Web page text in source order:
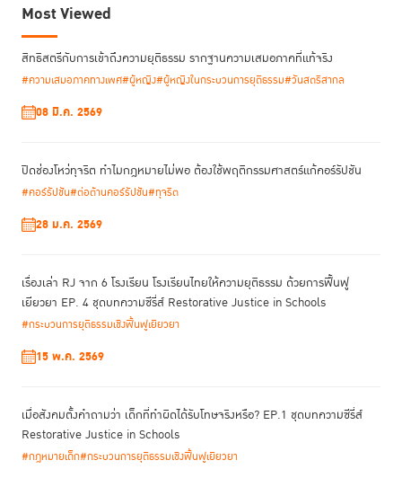
ตอนนี้มีทางเลือกใหม่ในการคุมประพฤตินักโทษ คือกำไลอิเล็กทรอนิกส์
(Electronic Monitoring Center) หรือที่เรียกว่า EM ปัจจุบันมีการใช้
มาตรการนี้ในระดับความผิดที่ศาลตัดสินลงโทษจำคุกไม่เกิน5 ปี ที่รอลงการ
ลงโทษและกำหนดเงื่อนไขการคุมประพฤติไว้
ตัดสินมากขึ้น ตั้งแต่กำหนดวันรายงานตัว ทำงานบริการสังคม หรือห้ามออก
แสดงให้เห็นว่ามีการให้อำนาจศาลในการใช้มาตรการทางเลือกมากขึ้น
กำไลอิเล็กทรอนิกส์ (Electronic Monitoring Center)
Most Viewed
สิทธิสตรีกับการเข้าถึงความยุติธรรม รากฐานความเสมอภาคที่แท้จริง
#ความเสมอภาคทางเพศ#ผู้หญิง#ผู้หญิงในกระบวนการยุติธรรม#วันสตรีสากล
08 มี.ค. 2569
ปิดช่องโหว่ทุจริต ทำไมกฎหมายไม่พอ ต้องใช้พฤติกรรมศาสตร์แก้คอร์รัปชัน
#คอร์รัปชัน#ต่อต้านคอร์รัปชัน#ทุจริต
28 ม.ค. 2569
เรื่องเล่า RJ จาก 6 โรงเรียน โรงเรียนไทยให้ความยุติธรรม ด้วยการฟื้นฟู
เยียวยา EP. 4 ชุดบทความซีรี่ส์ Restorative Justice in Schools
#กระบวนการยุติธรรมเชิงฟื้นฟูเยียวยา
15 พ.ค. 2569
เมื่อสังคมตั้งคำถามว่า เด็กที่ทำผิดได้รับโทษจริงหรือ? EP.1 ชุดบทความซีรี่ส์
Restorative Justice in Schools
#กฎหมายเด็ก#กระบวนการยุติธรรมเชิงฟื้นฟูเยียวยา